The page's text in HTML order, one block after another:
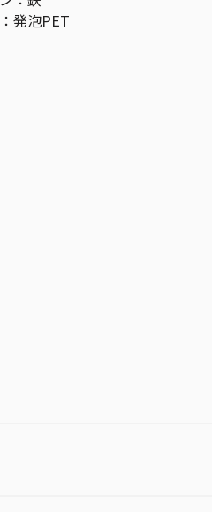
発泡PET